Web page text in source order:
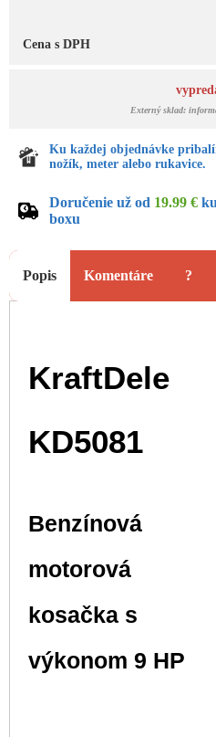
Cena s DPH
Externý sklad:
Ku každej objednávke
nožík, meter alebo rukavice.
Doručenie už od 19.99 €
boxu
Popis Komentáre ?
KraftDele
KD5081
Benzínová
motorová
kosačka s
výkonom 9 HP